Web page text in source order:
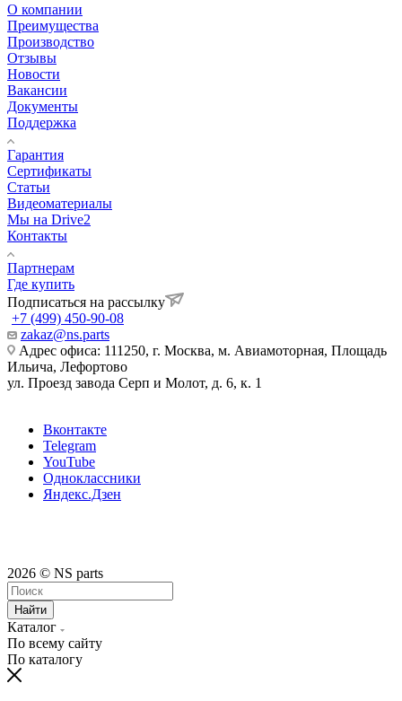
О компании
Преимущества
Производство
Отзывы
Новости
Вакансии
Документы
Поддержка
Гарантия
Сертификаты
Статьи
Видеоматериалы
Мы на Drive2
Контакты
Партнерам
Где купить
Подписаться на рассылку
+7 (499) 450-90-08
zakaz@ns.parts
Адрес офиса: 111250, г. Москва, м. Авиамоторная, Площадь
Ильича, Лефортово
ул. Проезд завода Серп и Молот, д. 6, к. 1
Вконтакте
Telegram
YouTube
Одноклассники
Яндекс.Дзен
2026 © NS parts
Найти
Каталог
По всему сайту
По каталогу